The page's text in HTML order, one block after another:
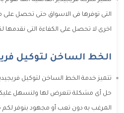
التى توفرها فى الاسواق حتى تحصل على
اخرى لا تحصل على الكفاءة التى نقدمها
الخط الساخن لتوكيل
تتميز خدمة الخط الساخن لتوكيل
حل أى مشكلة تتعرض لها ولنسهل
المرغب به دون تعب أو مجهود بنوفر لكم